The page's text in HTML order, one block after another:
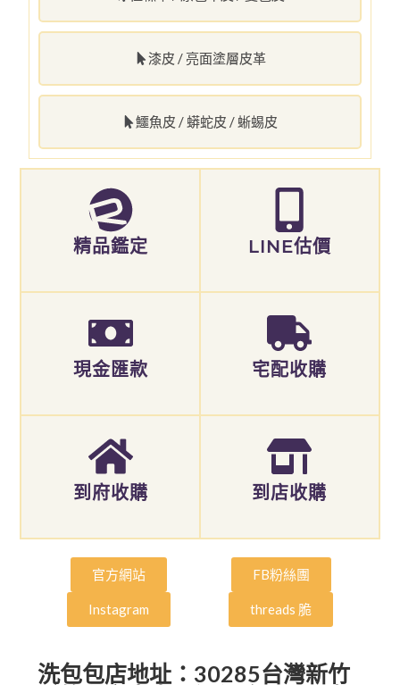
漆皮 / 亮面塗層皮革
鱷魚皮 / 蟒蛇皮 / 蜥蜴皮
精品鑑定 LINE估價
現金匯款 宅配收購
到府收購 到店收購
官方網站 FB粉絲團
Instagram threads 脆
洗包包店地址：30285台灣新竹